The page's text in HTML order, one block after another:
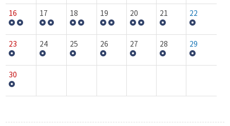
16 17 18 19 20 21 22
23 24 25 26 27 28 29
30